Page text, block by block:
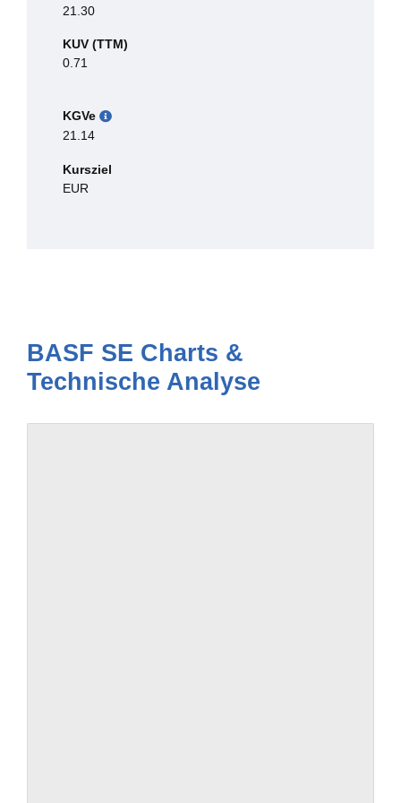
21.30
KUV (TTM)
0.71
KGVe
21.14
Kursziel
EUR
BASF SE Charts &
Technische Analyse